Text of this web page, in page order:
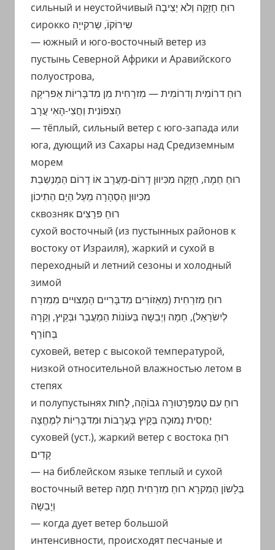
сильный и неустойчивый רוּחַ חָזָקָה וְלֹא יַצִיבָה
сирокко שִירוֹקוֹֹ, שַרקִייָה
— южный и юго-восточный ветер из
пустынь Северной Африки и Аравийского
полуострова,
רוּחַ דרוֹמִית וְדרוֹמִית — מִזרָחִית מִן מִדבָּרִיוֹת אַפרִיקָה
הַצפוֹנִית וְחֲצִי-הָאִי עֲרָב
— тёплый, сильный ветер с юго-запада или
юга, дующий из Сахары над Средиземным
морем
רוּחַ חַמָה, חָזָקָה מִכִּיווּן דָרוֹם-מַעֲרָב אוֹ דָרוֹם הַמְנַשֵבֵת
מִכִּיווּן הַסַהָרָה מֵעַל הַיָם הַתִיכוֹן
сквозняк רוּחַ פּרָצִים
сухой восточный (из пустынных районов к
востоку от Израиля), жаркий и сухой в
переходный и летний сезоны и холодный
зимой
רוּחַ מִזרַחִית (מִאֵזוֹרִים מִדבָּרִיים הַמָצוּיים מִמִזרָח
לְיִשׂרָאֵל), חַמָה וְיְבֵשָה בְּעוֹנוֹת הַמַעֲבָר וּבְּקַיץ, וְקַרָה
בְּחוֹרֵף
суховей, ветер с высокой температурой,
низкой относительной влажностью летом в
степях
и полупустынях רוּחַ עִם טֶמפֶּרָטוּרָה גבוֹהָה, לַחוּת
יַחֲסִית נָמוּכָה בְּקַיִץ בְּעֲרָבוֹת וּמִדבָּרִיוֹת לְמֶחֱצָה
суховей (уст.), жаркий ветер с востока רוּחַ
קָדִים
— на библейском языке теплый и сухой
восточный ветер בְּלָשוֹן הַמִקרָא רוּחַ מִזרַחִית חַמָה
וְיָבֵשָה
— когда дует ветер большой
интенсивности, происходят песчаные и